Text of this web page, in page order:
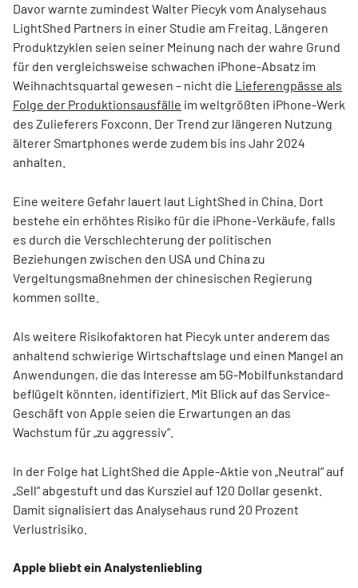
Davor warnte zumindest Walter Piecyk vom Analysehaus
LightShed Partners in einer Studie am Freitag. Längeren
Produktzyklen seien seiner Meinung nach der wahre Grund
für den vergleichsweise schwachen iPhone-Absatz im
Weihnachtsquartal gewesen – nicht die Lieferengpässe als
Folge der Produktionsausfälle im weltgrößten iPhone-Werk
des Zulieferers Foxconn. Der Trend zur längeren Nutzung
älterer Smartphones werde zudem bis ins Jahr 2024
anhalten.
Eine weitere Gefahr lauert laut LightShed in China. Dort
bestehe ein erhöhtes Risiko für die iPhone-Verkäufe, falls
es durch die Verschlechterung der politischen
Beziehungen zwischen den USA und China zu
Vergeltungsmaßnehmen der chinesischen Regierung
kommen sollte.
Als weitere Risikofaktoren hat Piecyk unter anderem das
anhaltend schwierige Wirtschaftslage und einen Mangel an
Anwendungen, die das Interesse am 5G-Mobilfunkstandard
beflügelt könnten, identifiziert. Mit Blick auf das Service-
Geschäft von Apple seien die Erwartungen an das
Wachstum für „zu aggressiv“.
In der Folge hat LightShed die Apple-Aktie von „Neutral“ auf
„Sell“ abgestuft und das Kursziel auf 120 Dollar gesenkt.
Damit signalisiert das Analysehaus rund 20 Prozent
Verlustrisiko.
Apple bliebt ein Analystenliebling